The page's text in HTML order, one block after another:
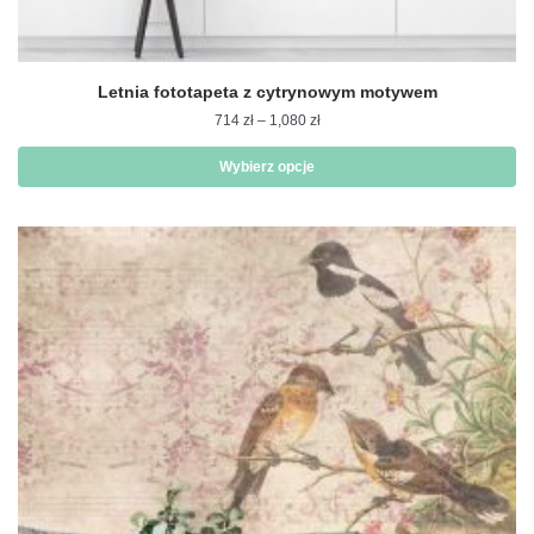
Letnia fototapeta z cytrynowym motywem
714 zł – 1,080 złZakres
714 zł
1,080 zł
Wybierz opcje
produkt
wiele
wariantów.
Opcje
można
wybrać
na
stronie
produktu